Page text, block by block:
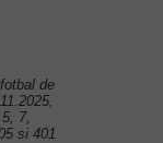
de
7,
si 401